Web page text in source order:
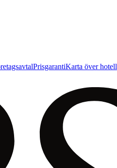
PrisgarantiKarta över hotell